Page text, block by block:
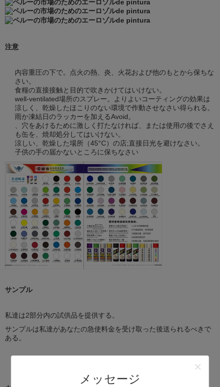
メッセージ
注意
内容重圧の下で。点火の熱、炎、火花および他のもとから保ちな
さい。
食糧の直接接触と目的で吹きかけてはいけない。
well-ventilated場所のスプレー。よりよいコーティングの効果は
涼しく、乾燥したほこりのない環境で作動させなさい得られる。
雨か凍結日のラッカーを加えるAvoid。
、穴をあけるために激しく打たなければ、または使用の後でさえ
も缶を、焼却処分してはいけない。
涼しい、乾燥した場所（45°C）の店;直接日光を避けなさい。
子供の手の届かないところに保ちなさい
サンプル
私達は2部分内の試供品を提供する。
サンプルは私達があなたの急使料金を受け取った後送られるべきで
ある。